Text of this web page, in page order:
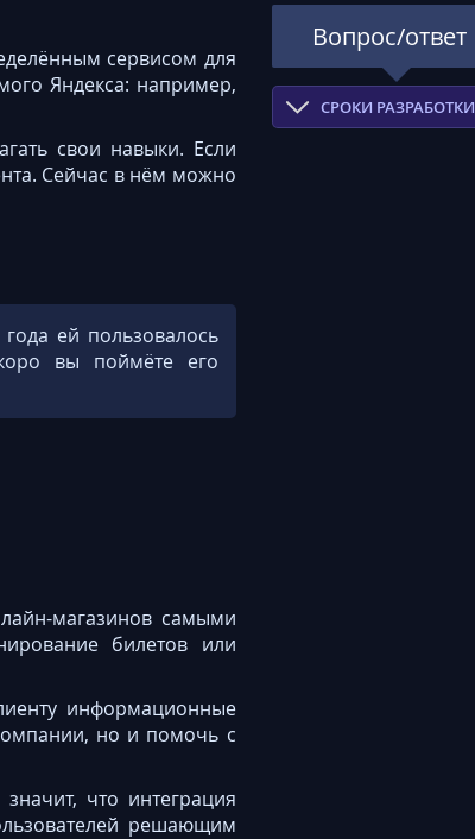
сервисом для
Яндекса: например,
свои навыки. Если
Сейчас в нём можно
ей пользовалось
вы поймёте его
магазинов самыми
билетов или
информационные
но и помочь с
что интеграция
решающим
Вопрос/ответ
СРОКИ РАЗРАБОТКИ